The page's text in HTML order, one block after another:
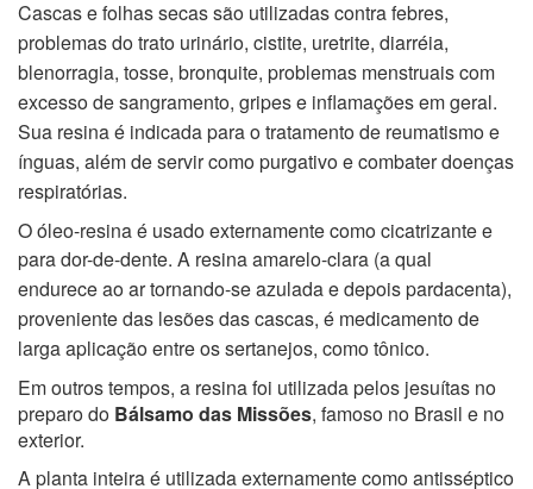
Cascas e folhas secas são utilizadas contra febres,
problemas do trato urinário, cistite, uretrite, diarréia,
blenorragia, tosse, bronquite, problemas menstruais com
excesso de sangramento, gripes e inflamações em geral.
Sua resina é indicada para o tratamento de reumatismo e
ínguas, além de servir como purgativo e combater doenças
respiratórias.
O óleo-resina é usado externamente como cicatrizante e
para dor-de-dente. A resina amarelo-clara (a qual
endurece ao ar tornando-se azulada e depois pardacenta),
proveniente das lesões das cascas, é medicamento de
larga aplicação entre os sertanejos, como tônico.
Em outros tempos, a resina foi utilizada pelos jesuítas no
preparo do Bálsamo das Missões, famoso no Brasil e no
exterior.
A planta inteira é utilizada externamente como antisséptico